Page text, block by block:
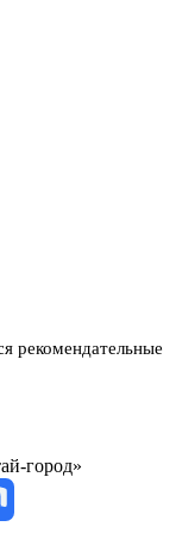
рекомендательные
город»